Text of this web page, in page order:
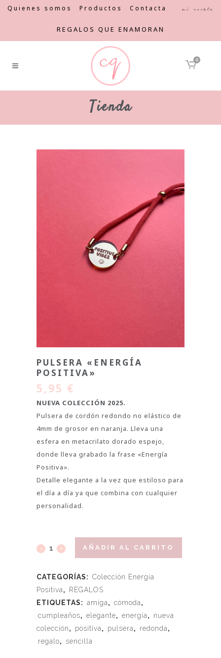
Quienes somos Productos Contacta Mi cuenta
REGALOS QUE ENAMORAN
0
Tienda
PULSERA «ENERGÍA
POSITIVA»
5,95 €
NUEVA COLECCIÓN 2025.
Pulsera de cordón redondo no elástico de
4mm de grosor en naranja. Lleva una
esfera en metacrilato dorado espejo,
donde lleva grabado la frase «Energía
Positiva».
Detalle elegante a la vez que estiloso para
el día a día ya que combina con cualquier
personalidad.
AÑADIR AL CARRITO
CATEGORÍAS: Colección Energía
Positiva,
REGALOS
ETIQUETAS: amiga, cómoda,
cumpleaños, elegante, energía,
nueva
colección, positiva, pulsera, redonda,
regalo, sencilla